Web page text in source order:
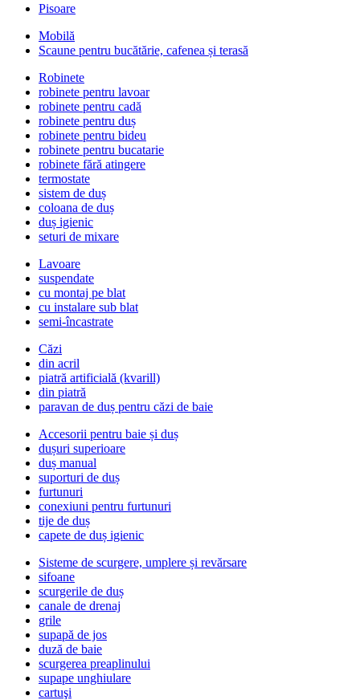
Pisoare
Mobilă
Scaune pentru bucătărie, cafenea și terasă
Robinete
robinete pentru lavoar
robinete pentru cadă
robinete pentru duș
robinete pentru bideu
robinete pentru bucatarie
robinete fără atingere
termostate
sistem de duș
coloana de duș
duș igienic
seturi de mixare
Lavoare
suspendate
cu montaj pe blat
cu instalare sub blat
semi-încastrate
Căzi
din acril
piatră artificială (kvarill)
din piatră
paravan de duș pentru căzi de baie
Accesorii pentru baie și duș
dușuri superioare
duș manual
suporturi de duș
furtunuri
conexiuni pentru furtunuri
tije de duș
capete de duș igienic
Sisteme de scurgere, umplere și revărsare
sifoane
scurgerile de duș
canale de drenaj
grile
supapă de jos
duză de baie
scurgerea preaplinului
supape unghiulare
cartuşi